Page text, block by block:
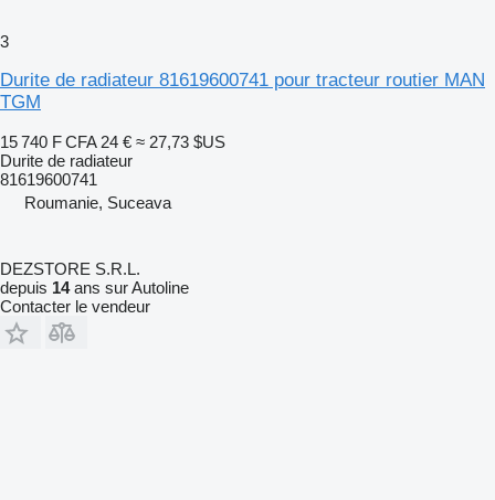
3
Durite de radiateur 81619600741 pour tracteur routier MAN
TGM
15 740 F CFA 24 € ≈ 27,73 $US
Durite de radiateur
81619600741
Roumanie, Suceava
DEZSTORE S.R.L.
depuis 14ans sur Autoline
Contacter le vendeur